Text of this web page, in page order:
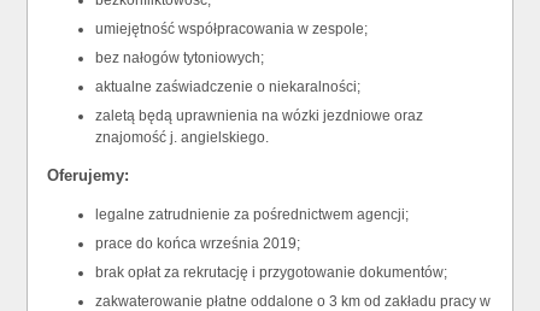
umiejętność współpracowania w zespole;
bez nałogów tytoniowych;
aktualne zaświadczenie o niekaralności;
zaletą będą uprawnienia na wózki jezdniowe oraz
znajomość j. angielskiego.
Oferujemy:
legalne zatrudnienie za pośrednictwem agencji;
prace do końca września 2019;
brak opłat za rekrutację i przygotowanie dokumentów;
zakwaterowanie płatne oddalone o 3 km od zakładu pracy w